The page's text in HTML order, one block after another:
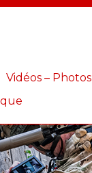
Vidéos – Photos